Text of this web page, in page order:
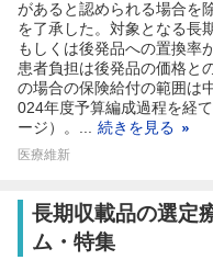
があると認められる場合を
を了承した。対象となる長
もしくは後発品への置換率
患者負担は後発品の価格と
の場合の保険給付の範囲は
024年度予算編成過程を経
ージ）。... 続きを見る
医療維新
長期収載品の選定
ム・特集